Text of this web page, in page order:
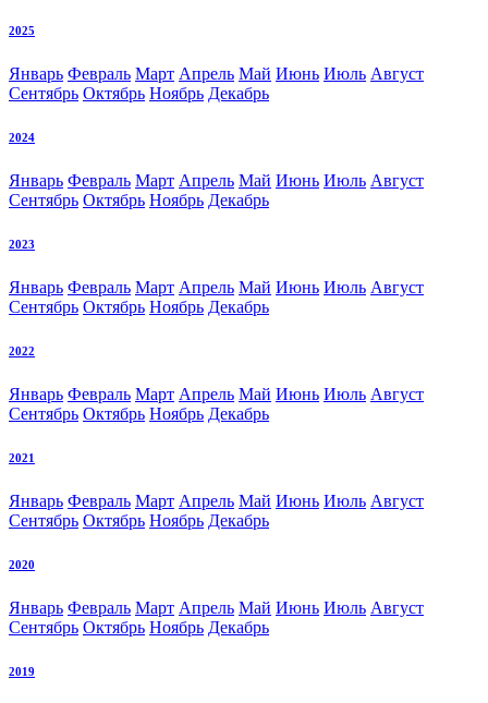
2025
Январь Февраль Март Апрель Май Июнь Июль Август
Сентябрь Октябрь Ноябрь Декабрь
2024
Январь Февраль Март Апрель Май Июнь Июль Август
Сентябрь Октябрь Ноябрь Декабрь
2023
Январь Февраль Март Апрель Май Июнь Июль Август
Сентябрь Октябрь Ноябрь Декабрь
2022
Январь Февраль Март Апрель Май Июнь Июль Август
Сентябрь Октябрь Ноябрь Декабрь
2021
Январь Февраль Март Апрель Май Июнь Июль Август
Сентябрь Октябрь Ноябрь Декабрь
2020
Январь Февраль Март Апрель Май Июнь Июль Август
Сентябрь Октябрь Ноябрь Декабрь
2019